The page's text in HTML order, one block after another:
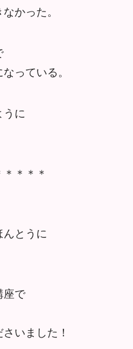
かった。
っている。
うに
＊＊＊
んとうに
座で
いました！